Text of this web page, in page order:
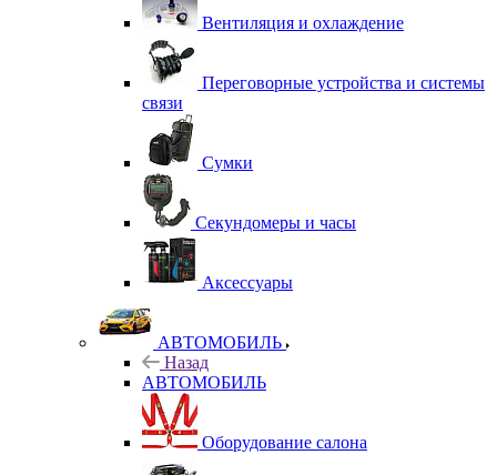
Вентиляция и охлаждение
Переговорные устройства и системы
связи
Сумки
Секундомеры и часы
Аксессуары
АВТОМОБИЛЬ
Назад
АВТОМОБИЛЬ
Оборудование салона